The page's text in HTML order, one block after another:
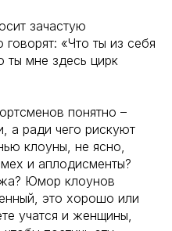
зачастую
говорят: «Что ты из себя
ты мне здесь цирк
понятно –
а ради чего рискуют
клоуны, не ясно,
и аплодисменты?
Юмор клоунов
это хорошо или
учатся и женщины,